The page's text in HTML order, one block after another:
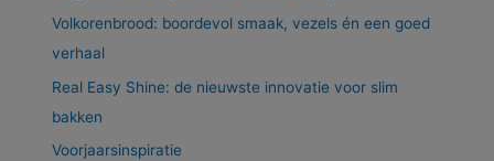
Volkorenbrood: boordevol smaak, vezels én een goed
verhaal
Real Easy Shine: de nieuwste innovatie voor slim
bakken
Voorjaarsinspiratie